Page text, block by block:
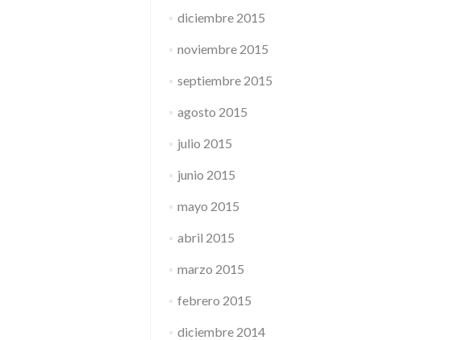
diciembre 2015
noviembre 2015
septiembre 2015
agosto 2015
julio 2015
junio 2015
mayo 2015
abril 2015
marzo 2015
febrero 2015
diciembre 2014